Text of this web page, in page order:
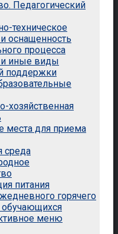
Педагогический
техническое
оснащенность
процесса
и иные виды
поддержки
хозяйственная
места для приема
среда
питания
горячего
обучающихся
меню